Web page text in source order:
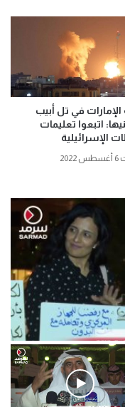
في تل أبيب
اتبعوا تعليمات
الإسرائيلية
فيديو
4-5-2019.